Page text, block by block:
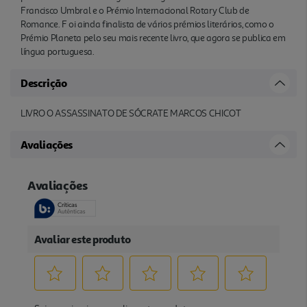
Francisco Umbral e o Prémio Internacional Rotary Club de
Romance. F oi ainda finalista de vários prémios literários, como o
Prémio Planeta pelo seu mais recente livro, que agora se publica em
língua portuguesa.
Descrição
LIVRO O ASSASSINATO DE SÓCRATE MARCOS CHICOT
Avaliações